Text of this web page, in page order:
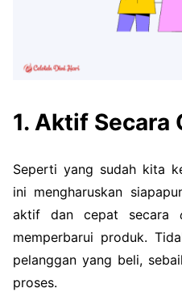
1. Aktif Secara
Seperti yang sudah kita
ini mengharuskan
aktif dan cepat secara
memperbarui produk.
pelanggan yang beli,
proses.